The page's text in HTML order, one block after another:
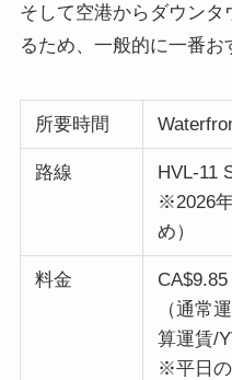
そして空港からダウンタ
るため、一般的に一番お
所要時間
路線
HVL-11
※2026
め）
料金
CA$9.85
（通常
算運賃/
※平日の